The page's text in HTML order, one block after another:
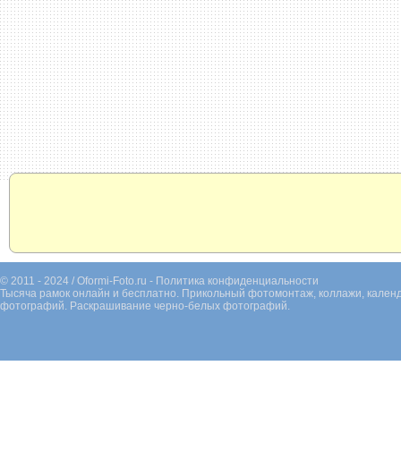
© 2011 - 2024 / Oformi-Foto.ru - Политика конфиденциальности
Тысяча рамок онлайн и бесплатно. Прикольный фотомонтаж, коллажи,
фотографий. Раскрашивание черно-белых фотографий.